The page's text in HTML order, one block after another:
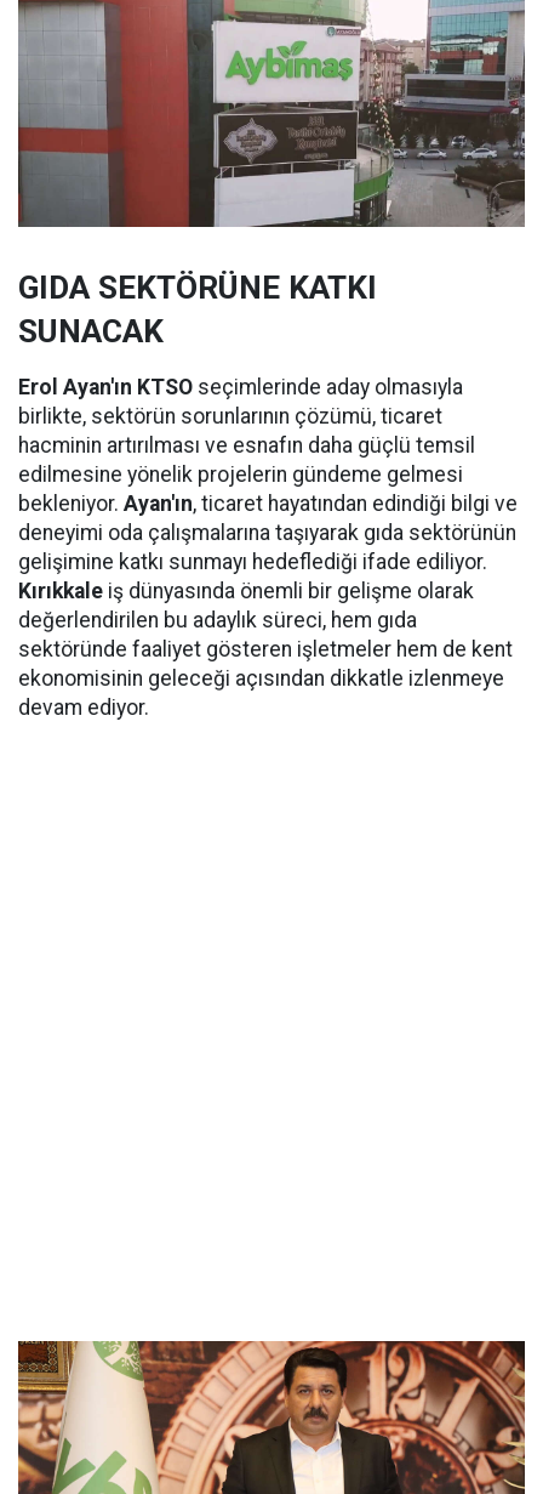
GIDA SEKTÖRÜNE KATKI
SUNACAK
Erol Ayan'ın KTSO seçimlerinde aday olmasıyla
birlikte, sektörün sorunlarının çözümü, ticaret
hacminin artırılması ve esnafın daha güçlü temsil
edilmesine yönelik projelerin gündeme gelmesi
bekleniyor. Ayan'ın, ticaret hayatından edindiği bilgi ve
deneyimi oda çalışmalarına taşıyarak gıda sektörünün
gelişimine katkı sunmayı hedeflediği ifade ediliyor.
Kırıkkale iş dünyasında önemli bir gelişme olarak
değerlendirilen bu adaylık süreci, hem gıda
sektöründe faaliyet gösteren işletmeler hem de kent
ekonomisinin geleceği açısından dikkatle izlenmeye
devam ediyor.